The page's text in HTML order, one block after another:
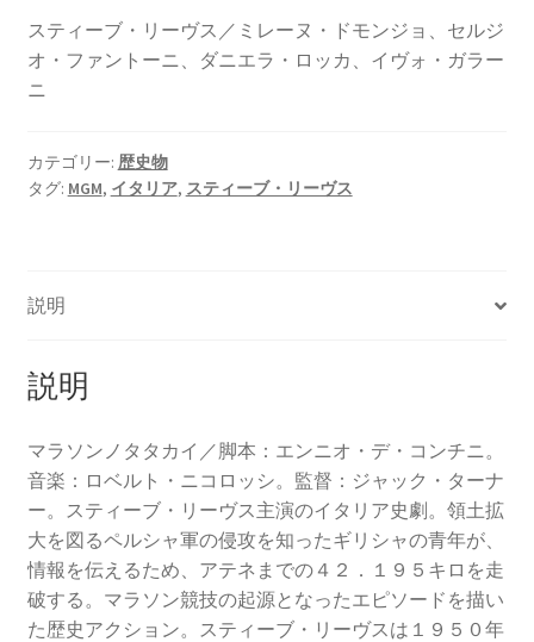
スティーブ・リーヴス／ミレーヌ・ドモンジョ、セルジ
オ・ファントーニ、ダニエラ・ロッカ、イヴォ・ガラー
ニ
カテゴリー: 歴史物
タグ: MGM, イタリア, スティーブ・リーヴス
説明
説明
マラソンノタタカイ／脚本：エンニオ・デ・コンチニ。
音楽：ロベルト・ニコロッシ。監督：ジャック・ターナ
ー。スティーブ・リーヴス主演のイタリア史劇。領土拡
大を図るペルシャ軍の侵攻を知ったギリシャの青年が、
情報を伝えるため、アテネまでの４２．１９５キロを走
破する。マラソン競技の起源となったエピソードを描い
た歴史アクション。スティーブ・リーヴスは１９５０年